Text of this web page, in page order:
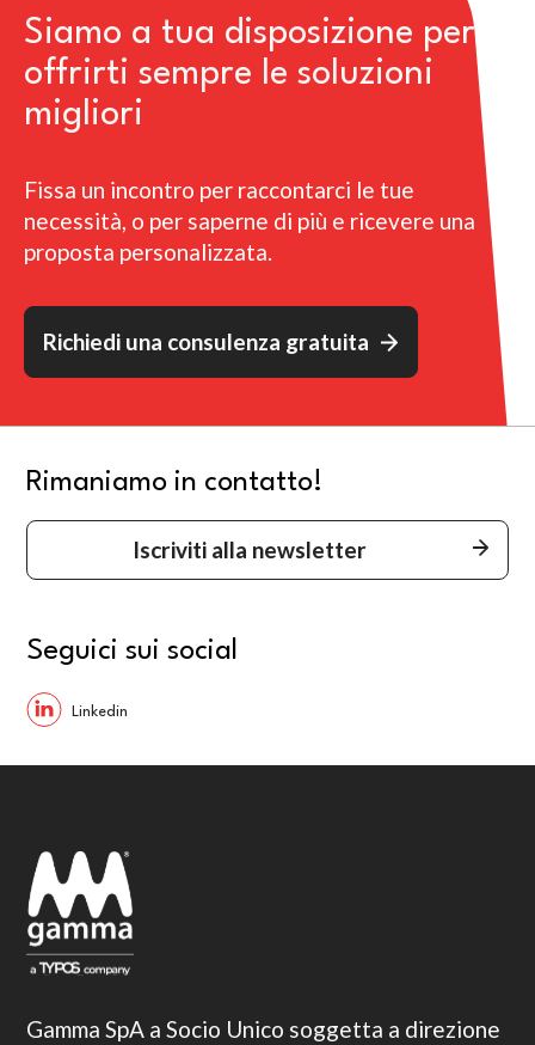
Siamo a tua disposizione per
offrirti sempre le soluzioni
migliori
Fissa un incontro per raccontarci le tue
necessità, o per saperne di più e ricevere una
proposta personalizzata.
Richiedi una consulenza gratuita
Rimaniamo in contatto!
Iscriviti alla newsletter
Seguici sui social
Gamma SpA a Socio Unico soggetta a direzione